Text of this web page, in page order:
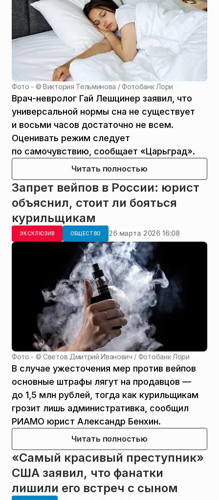
Фото - ©Виктория Тельминова / Фотобанк Лори
Врач-невролог Гай Лешцинер заявил, что
универсальной нормы сна не существует
и восьми часов достаточно не всем.
Оценивать режим следует
по самочувствию, сообщает «Царьград».
Читать полностью
Запрет вейпов в России: юрист
объяснил, стоит ли бояться
курильщикам
ЭКСКЛЮЗИВ ОБЩЕСТВО 26 марта 2026 16:08
Фото - ©Светов Дмитрий Иванович / Фотобанк Лори
В случае ужесточения мер против вейпов
основные штрафы лягут на продавцов —
до 1,5 млн рублей, тогда как курильщикам
грозит лишь административка, сообщил
РИАМО юрист Александр Бенхин.
Читать полностью
«Самый красивый преступник»
США заявил, что фанатки
лишили его встреч с сыном